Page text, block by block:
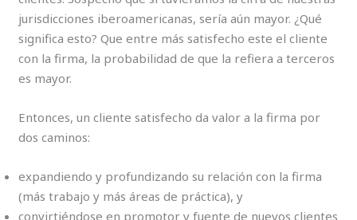
jurisdicciones iberoamericanas, sería aún mayor. ¿Qué
significa esto? Que entre más satisfecho este el cliente
con la firma, la probabilidad de que la refiera a terceros
es mayor.
Entonces, un cliente satisfecho da valor a la firma por
dos caminos:
expandiendo y profundizando su relación con la firma
(más trabajo y más áreas de práctica), y
convirtiéndose en promotor y fuente de nuevos clientes